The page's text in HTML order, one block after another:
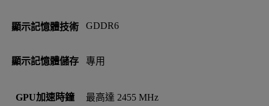
顯示記憶體技術 GDDR6
顯示記憶體儲存 專用
GPU加速時鐘 最高達 2455 MHz